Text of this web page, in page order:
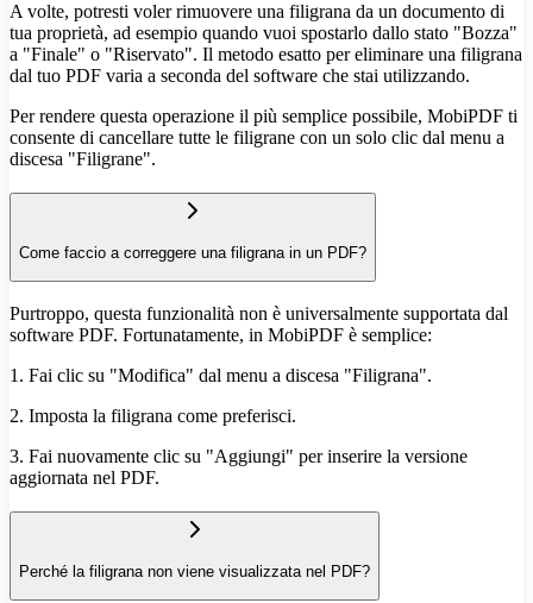
A volte, potresti voler rimuovere una filigrana da un documento di
tua proprietà, ad esempio quando vuoi spostarlo dallo stato "Bozza"
a "Finale" o "Riservato". Il metodo esatto per eliminare una filigrana
dal tuo PDF varia a seconda del software che stai utilizzando.
Per rendere questa operazione il più semplice possibile, MobiPDF ti
consente di cancellare tutte le filigrane con un solo clic dal menu a
discesa "Filigrane".
Come faccio a correggere una filigrana in un PDF?
Purtroppo, questa funzionalità non è universalmente supportata dal
software PDF. Fortunatamente, in MobiPDF è semplice:
1. Fai clic su "Modifica" dal menu a discesa "Filigrana".
2. Imposta la filigrana come preferisci.
3. Fai nuovamente clic su "Aggiungi" per inserire la versione
aggiornata nel PDF.
Perché la filigrana non viene visualizzata nel PDF?